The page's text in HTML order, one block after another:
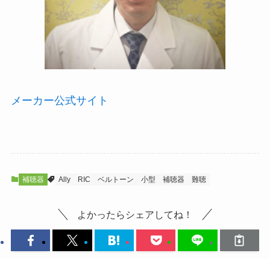
メーカー公式サイト
補聴器 Ally RIC ベルトーン 小型 補聴器 難聴
よかったらシェアしてね！